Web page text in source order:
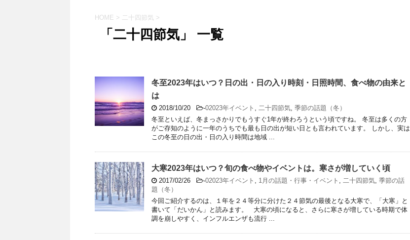
HOME > 二十四節気 >
「二十四節気」 一覧
冬至2023年はいつ？日の出・日の入り時刻・日照時間、食べ物の由来と
は
2018/10/20 -02023年イベント , 二十四節気, 季節の話題（冬）
冬至といえば、冬まっさかりでもうすぐ1年が終わろうという頃ですね。 冬至は多くの方
がご存知のように一年のうちでも最も日の出が短い日とも言われています。 しかし、実は
この冬至の日の出・日の入り時間は地域 ...
大寒2023年はいつ？旬の食べ物やイベントは。寒さが増していく頃
2017/02/26 -02023年イベント , 1月の話題・行事・イベント , 二十四節気, 季節の話
題（冬）
今回ご紹介するのは、１年を２４等分に分けた２４節気の最後となる大寒で、「大寒」と
書いて「だいかん」と読みます。 大寒の頃になると、さらに寒さが増している時期で体
調を崩しやすく、インフルエンザも流行 ...